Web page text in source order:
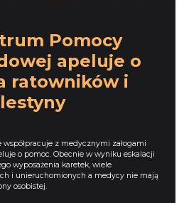
Pomocy
apeluje o
ratowników i
współpracuje z medycznymi załogami
o pomoc. Obecnie w wyniku eskalacji
wyposażenia karetek, wiele
i unieruchomionych a medycy nie mają
osobistej.